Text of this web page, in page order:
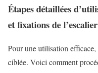
Étapes détaillées
et fixations de l’escalier
Pour une utilisation
ciblée. Voici comment